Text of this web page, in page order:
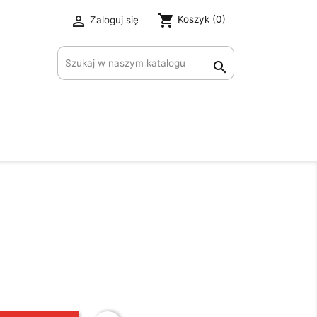
 Zaloguj się shopping_cart Koszyk (0)
